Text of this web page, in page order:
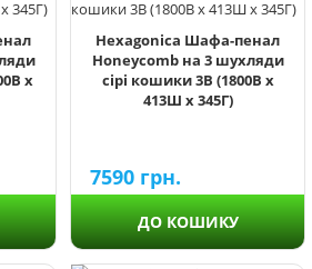
х
Hexagonica Шафа-пенал
Honeycomb на 3 шухляди
сірі кошики 3В (1800В х
413Ш х 345Г)
7590 грн.
ДО КОШИКУ